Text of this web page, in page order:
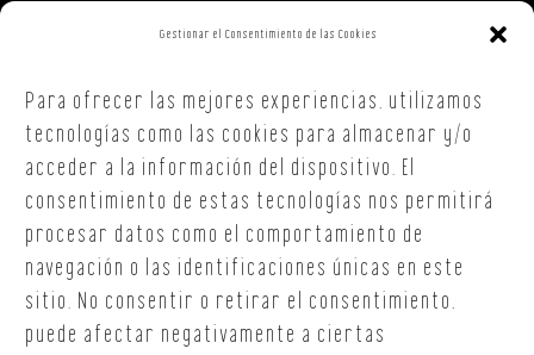
Gestionar el Consentimiento de las Cookies
Para ofrecer las mejores experiencias, utilizamos
tecnologías como las cookies para almacenar y/o
acceder a la información del dispositivo. El
consentimiento de estas tecnologías nos permitirá
procesar datos como el comportamiento de
navegación o las identificaciones únicas en este
sitio. No consentir o retirar el consentimiento,
puede afectar negativamente a ciertas
Polign. Ind. Costa Vella
15707, Santiago de Compostela
A Coruña
T. +34 654 30 90 36